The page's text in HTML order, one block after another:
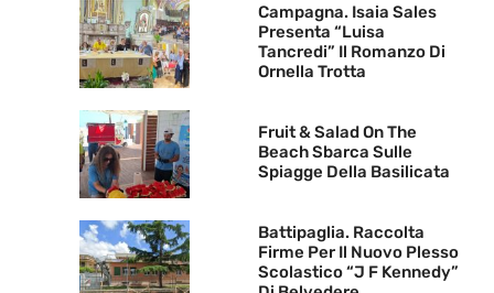
Campagna. Isaia Sales
Presenta “Luisa
Tancredi” Il Romanzo Di
Ornella Trotta
Fruit & Salad On The
Beach Sbarca Sulle
Spiagge Della Basilicata
Battipaglia. Raccolta
Firme Per Il Nuovo Plesso
Scolastico “J F Kennedy”